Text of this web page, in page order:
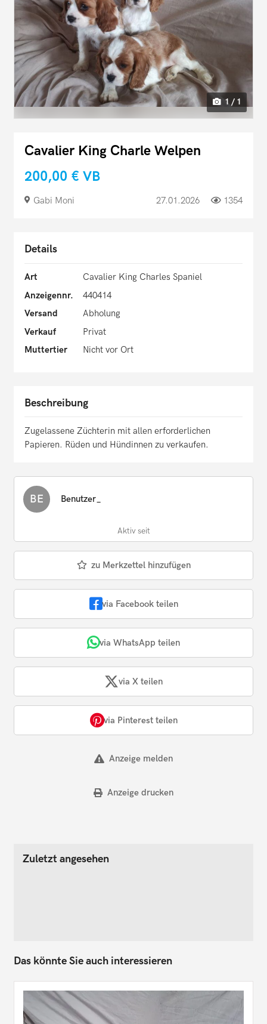
1 / 1
Cavalier King Charle Welpen
200,00 € VB
Gabi Moni 27.01.2026 1354
Details
Art
Cavalier King Charles Spaniel
Anzeigennr.
440414
Versand
Abholung
Verkauf
Privat
Muttertier
Nicht vor Ort
Beschreibung
Zugelassene Züchterin mit allen erforderlichen
Papieren. Rüden und Hündinnen zu verkaufen.
BE Benutzer_
Aktiv seit
zu Merkzettel hinzufügen
via Facebook teilen
via WhatsApp teilen
via X teilen
via Pinterest teilen
Anzeige melden
Anzeige drucken
Zuletzt angesehen
Das könnte Sie auch interessieren